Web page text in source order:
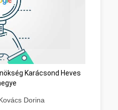
Karácsond Heves
Dorina